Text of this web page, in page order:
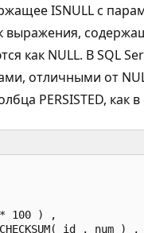
ISNULL с
выражения,
как NULL. В SQL
отличными от
PERSISTED, как
100 ) ,
id , num ) , 0